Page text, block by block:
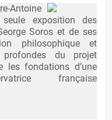
Antoine
exposition des
Soros et de ses
philosophique et
du projet
les fondations d’une
française